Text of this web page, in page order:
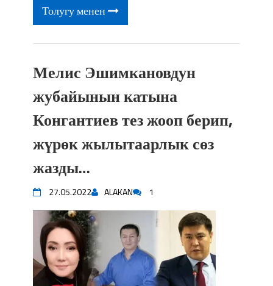
Толугу менен
Мелис Эшимкановдун
жубайынын катына
Конгантиев тез жооп берип,
жүрөк жылытаарлык сөз
жазды…
27.05.2022 ALAKAN 1